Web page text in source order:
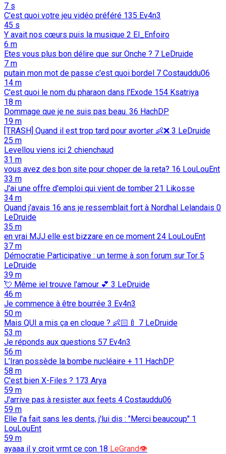
7 s
C'est quoi votre jeu vidéo préféré 135 Ev4n3
45 s
Y avait nos cœurs puis la musique 2 El_Enfoiro
6 m
Etes vous plus bon délire que sur Onche ? 7 LeDruide
7 m
putain mon mot de passe c'est quoi bordel 7 Costauddu06
14 m
C'est quoi le nom du pharaon dans l'Exode 154 Ksatriya
18 m
Dommage que je ne suis pas beau. 36 HachDP
19 m
[TRASH] Quand il est trop tard pour avorter 👶️❌️ 3 LeDruide
25 m
Levellou viens ici 2 chienchaud
31 m
vous avez des bon site pour choper de la reta? 16 LouLouEnt
33 m
J'ai une offre d'emploi qui vient de tomber 21 Likosse
34 m
Quand j'avais 16 ans je ressemblait fort à Nordhal Lelandais 0
LeDruide
35 m
en vrai MJJ elle est bizzare en ce moment 24 LouLouEnt
37 m
Démocratie Participative : un terme à son forum sur Tor 5
LeDruide
39 m
💘️ Même iel trouve l'amour 💕️ 3 LeDruide
46 m
Je commence à être bourrée 3 Ev4n3
50 m
Mais QUI a mis ça en cloque ? 👶🏻🍼 7 LeDruide
53 m
Je réponds aux questions 57 Ev4n3
56 m
L’Iran possède la bombe nucléaire + 11 HachDP
58 m
C'est bien X-Files ? 173 Arya
59 m
J'arrive pas à resister aux feets 4 Costauddu06
59 m
Elle l'a fait sans les dents, j'lui dis : "Merci beaucoup" 1
LouLouEnt
59 m
ayaaa il y croit vrmt ce con 18 LeGrand👁️